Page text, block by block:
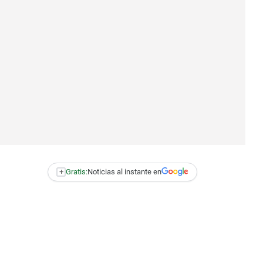
+ Gratis:Noticias al instante en